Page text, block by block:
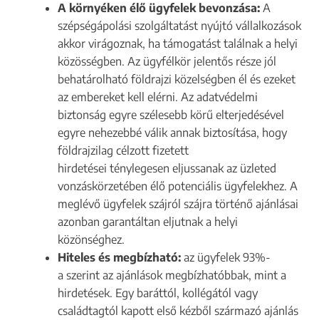
A környéken élő ügyfelek bevonzása: A
szépségápolási szolgáltatást nyújtó vállalkozások
akkor virágoznak, ha támogatást találnak a helyi
közösségben. Az ügyfélkör jelentős része jól
behatárolható földrajzi közelségben él és ezeket
az embereket kell elérni. Az adatvédelmi
biztonság egyre szélesebb körű elterjedésével
egyre nehezebbé válik annak biztosítása, hogy
földrajzilag célzott fizetett
hirdetései ténylegesen eljussanak az üzleted
vonzáskörzetében élő potenciális ügyfelekhez. A
meglévő ügyfelek szájról szájra történő ajánlásai
azonban garantáltan eljutnak a helyi
közönséghez.
Hiteles és megbízható: az ügyfelek 93%-
a szerint az ajánlások megbízhatóbbak, mint a
hirdetések. Egy baráttól, kollégától vagy
családtagtól kapott első kézből származó ajánlás